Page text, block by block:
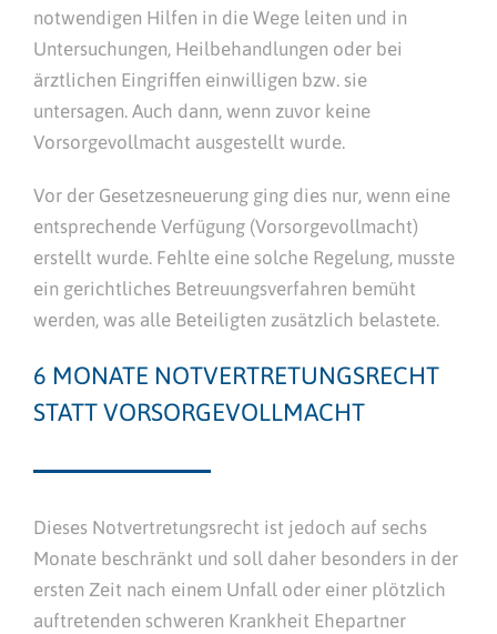
notwendigen Hilfen in die Wege leiten und in
Untersuchungen, Heilbehandlungen oder bei
ärztlichen Eingriffen einwilligen bzw. sie
untersagen. Auch dann, wenn zuvor keine
Vorsorgevollmacht ausgestellt wurde.
Vor der Gesetzesneuerung ging dies nur, wenn eine
entsprechende Verfügung (Vorsorgevollmacht)
erstellt wurde. Fehlte eine solche Regelung, musste
ein gerichtliches Betreuungsverfahren bemüht
werden, was alle Beteiligten zusätzlich belastete.
6 MONATE NOTVERTRETUNGSRECHT
STATT VORSORGEVOLLMACHT
Dieses Notvertretungsrecht ist jedoch auf sechs
Monate beschränkt und soll daher besonders in der
ersten Zeit nach einem Unfall oder einer plötzlich
auftretenden schweren Krankheit Ehepartner